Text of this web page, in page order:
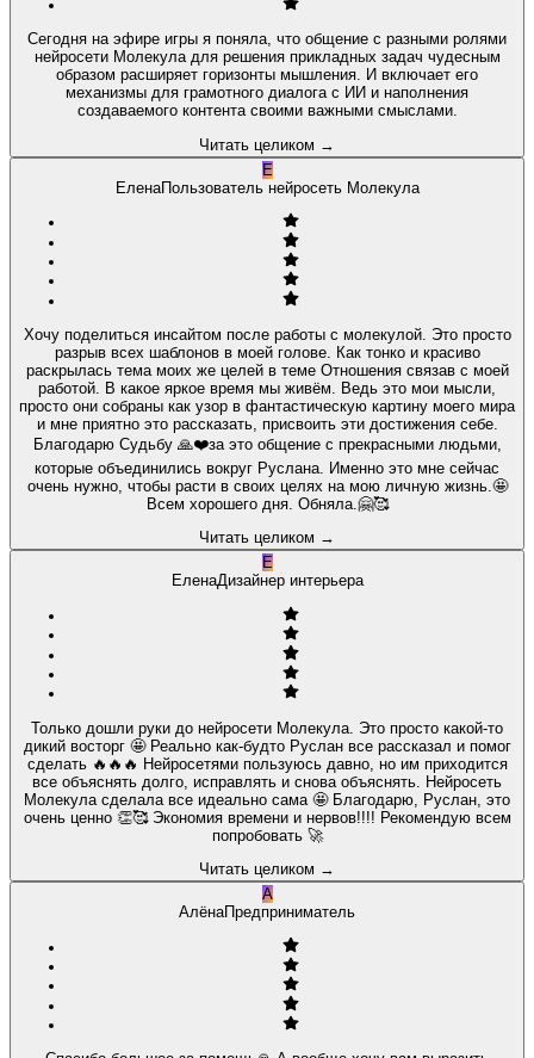
Сегодня на эфире игры я поняла, что общение с разными ролями
нейросети Молекула для решения прикладных задач чудесным
образом расширяет горизонты мышления. И включает его
механизмы для грамотного диалога с ИИ и наполнения
создаваемого контента своими важными смыслами.
Читать целиком →
Е
ЕленаПользователь нейросеть Молекула
Хочу поделиться инсайтом после работы с молекулой. Это просто
разрыв всех шаблонов в моей голове. Как тонко и красиво
раскрылась тема моих же целей в теме Отношения связав с моей
работой. В какое яркое время мы живём. Ведь это мои мысли,
просто они собраны как узор в фантастическую картину моего мира
и мне приятно это рассказать, присвоить эти достижения себе.
Благодарю Судьбу 🙏❤️за это общение с прекрасными людьми,
которые объединились вокруг Руслана. Именно это мне сейчас
очень нужно, чтобы расти в своих целях на мою личную жизнь.🤩
Всем хорошего дня. Обняла.🤗🥰
Читать целиком →
Е
ЕленаДизайнер интерьера
Только дошли руки до нейросети Молекула. Это просто какой-то
дикий восторг 🤩 Реально как-будто Руслан все рассказал и помог
сделать 🔥🔥🔥 Нейросетями пользуюсь давно, но им приходится
все объяснять долго, исправлять и снова объяснять. Нейросеть
Молекула сделала все идеально сама 🤩 Благодарю, Руслан, это
очень ценно 👏🥰 Экономия времени и нервов!!!! Рекомендую всем
попробовать 🚀
Читать целиком →
А
АлёнаПредприниматель